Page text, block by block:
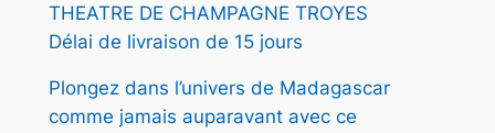
THEATRE DE CHAMPAGNE TROYES
Délai de livraison de 15 jours
Plongez dans l’univers de Madagascar
comme jamais auparavant avec ce